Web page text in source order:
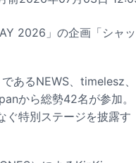
2026」の企画「シャッ
あるNEWS、timelesz、
から総勢42名が参加。
ぐ特別ステージを披露す